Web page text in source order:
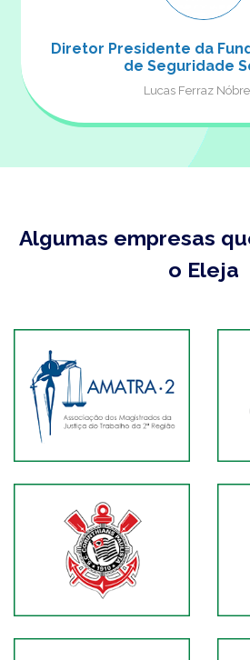
Diretor Presidente da
de Seguridade
Lucas Ferraz
Algumas empresas
o Eleja